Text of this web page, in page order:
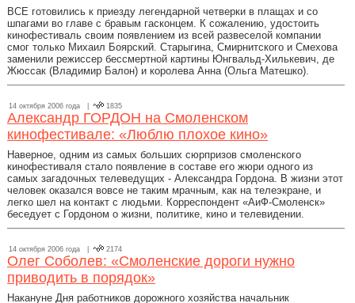
ВСЕ готовились к приезду легендарной четверки в плащах и со
шпагами во главе с бравым гасконцем. К сожалению, удостоить
кинофестиваль своим появлением из всей развеселой компании
смог только Михаил Боярский. Старыгина, Смирнитского и Смехова
заменили режиссер бессмертной картины Юнгвальд-Хилькевич, де
Жюссак (Владимир Балон) и королева Анна (Ольга Матешко).
14 октября 2006 года | 1835
Александр ГОРДОН на Смоленском
кинофестивале: «Люблю плохое кино»
Наверное, одним из самых больших сюрпризов смоленского
кинофестиваля стало появление в составе его жюри одного из
самых загадочных телеведущих - Александра Гордона. В жизни этот
человек оказался вовсе не таким мрачным, как на телеэкране, и
легко шел на контакт с людьми. Корреспондент «АиФ-Смоленск»
беседует с Гордоном о жизни, политике, кино и телевидении.
14 октября 2006 года | 2174
Олег Соболев: «Смоленские дороги нужно
приводить в порядок»
Накануне Дня работников дорожного хозяйства начальник